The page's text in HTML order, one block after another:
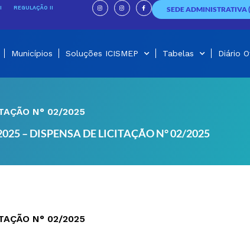
REGULAÇÃO II
I
n
s
t
g
I
n
s
t
g
F
a
c
e
o
SEDE ADMINISTRATIVA
Municípios Soluções ICISMEP Tabelas Diário
N° 02/2025
– DISPENSA DE LICITAÇÃO N° 02/2025
N° 02/2025